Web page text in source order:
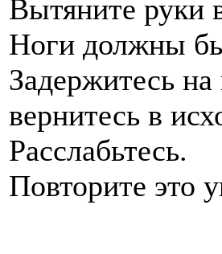
Вытяните руки
Ноги должны
Задержитесь
вернитесь в
Расслабьтесь.
Повторите это